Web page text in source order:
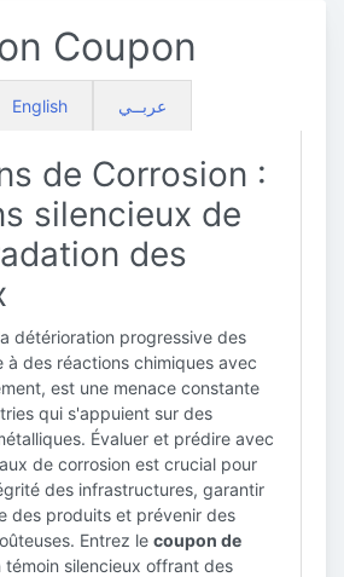
Coupon
English عربــي
de Corrosion :
silencieux de
des
détérioration progressive des
à des réactions chimiques avec
est une menace constante
qui s'appuient sur des
Évaluer et prédire avec
de corrosion est crucial pour
des infrastructures, garantir
des produits et prévenir des
Entrez le coupon de
témoin silencieux offrant des